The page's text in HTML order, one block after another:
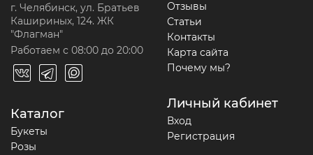
г. Челябинск, ул. Братьев
Кашириных, 124. ЖК
"Флагман"
Работаем с 08:00 до 20:00
Каталог
Букеты
Розы
Отзывы
Статьи
Контакты
Карта сайта
Почему мы?
Личный кабинет
Вход
Регистрация